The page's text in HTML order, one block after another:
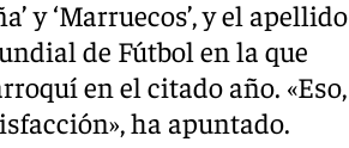
y ‘Marruecos’, y el apellido
de Fútbol en la que
en el citado año. «Eso,
ha apuntado.